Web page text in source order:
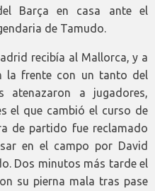
Barça en casa ante el
de Tamudo.
recibía al Mallorca, y a
la frente con un tanto del
atenazaron a jugadores,
el que cambió el curso de
de partido fue reclamado
en el campo por David
Dos minutos más tarde el
su pierna mala tras pase